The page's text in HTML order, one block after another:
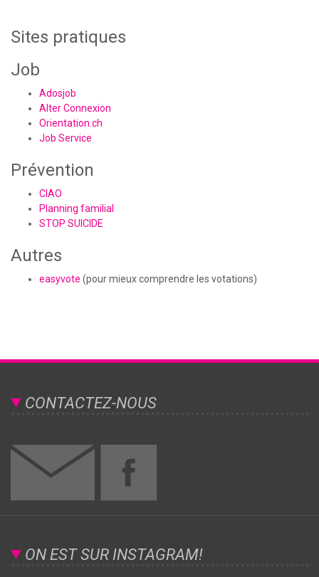
Sites pratiques
Job
Adosjob
Alter Connexion
Orientation.ch
Job Service
Prévention
CIAO
Planning familial
STOP SUICIDE
Autres
easyvote (pour mieux comprendre les votations)
CONTACTEZ-NOUS
ON EST SUR INSTAGRAM!